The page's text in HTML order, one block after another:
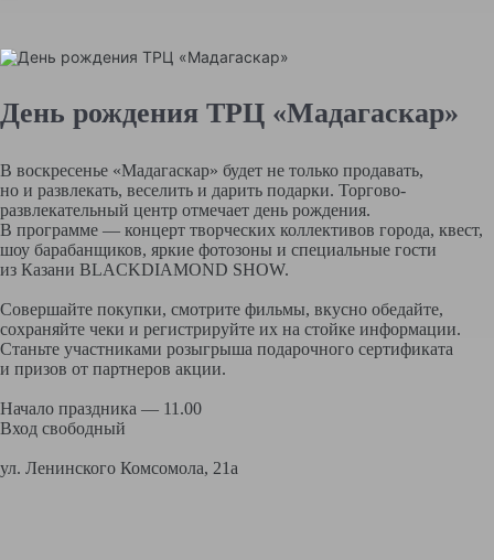
День рождения ТРЦ «Мадагаскар»
В воскресенье «Мадагаскар» будет не только продавать,
но и развлекать, веселить и дарить подарки. Торгово-
развлекательный центр отмечает день рождения.
В программе — концерт творческих коллективов города, квест,
шоу барабанщиков, яркие фотозоны и специальные гости
из Казани BLACKDIAMOND SHOW.
Совершайте покупки, смотрите фильмы, вкусно обедайте,
сохраняйте чеки и регистрируйте их на стойке информации.
Станьте участниками розыгрыша подарочного сертификата
и призов от партнеров акции.
Начало праздника — 11.00
Вход свободный
ул. Ленинского Комсомола, 21а